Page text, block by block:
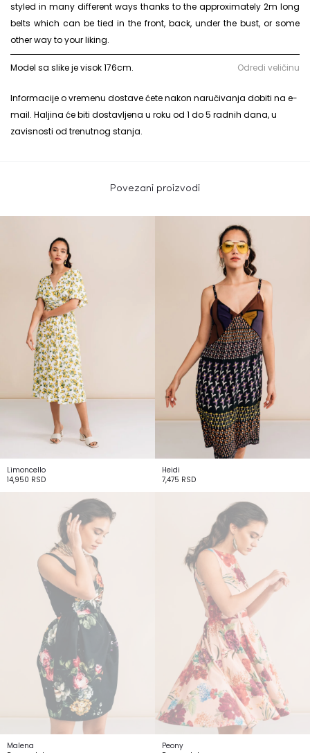
styled in many different ways thanks to the approximately 2m long
belts which can be tied in the front, back, under the bust, or some
other way to your liking.
Model sa slike je visok 176cm. Odredi veličinu
Informacije o vremenu dostave ćete nakon naručivanja dobiti na e-
mail. Haljina će biti dostavljena u roku od 1 do 5 radnih dana, u
zavisnosti od trenutnog stanja.
Povezani proizvodi
Limoncello
14,950 RSD
Heidi
7,475 RSD
Malena
Peony